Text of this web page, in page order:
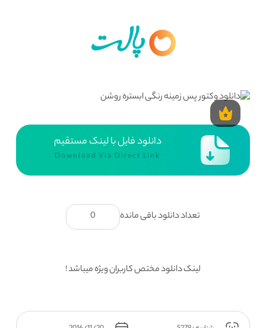
دانلود فایل با لینک مستقیم
Download Via Direct Link
تعداد دانلود باقی مانده 0
لینک دانلود مختص کاربران ویژه میباشد !